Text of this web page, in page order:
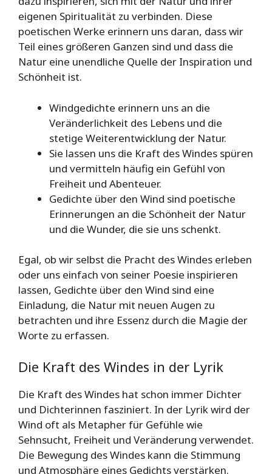
eigenen Spiritualität zu verbinden. Diese
poetischen Werke erinnern uns daran, dass wir
Teil eines größeren Ganzen sind und dass die
Natur eine unendliche Quelle der Inspiration und
Schönheit ist.
Windgedichte erinnern uns an die
Veränderlichkeit des Lebens und die
stetige Weiterentwicklung der Natur.
Sie lassen uns die Kraft des Windes spüren
und vermitteln häufig ein Gefühl von
Freiheit und Abenteuer.
Gedichte über den Wind sind poetische
Erinnerungen an die Schönheit der Natur
und die Wunder, die sie uns schenkt.
Egal, ob wir selbst die Pracht des Windes erleben
oder uns einfach von seiner Poesie inspirieren
lassen, Gedichte über den Wind sind eine
Einladung, die Natur mit neuen Augen zu
betrachten und ihre Essenz durch die Magie der
Worte zu erfassen.
Die Kraft des Windes in der Lyrik
Die Kraft des Windes hat schon immer Dichter
und Dichterinnen fasziniert. In der Lyrik wird der
Wind oft als Metapher für Gefühle wie
Sehnsucht, Freiheit und Veränderung verwendet.
Die Bewegung des Windes kann die Stimmung
und Atmosphäre eines Gedichts verstärken.